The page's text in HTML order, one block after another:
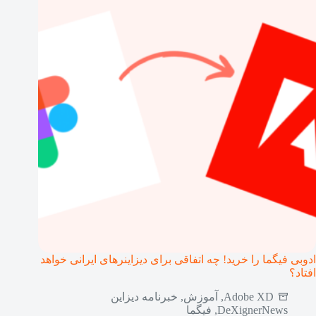
ادوبی فیگما را خرید! چه اتفاقی برای دیزاینرهای ایرانی خواهد
افتاد؟
Adobe XD
, آموزش, خبرنامه دیزاین
DeXignerNews
, فیگما